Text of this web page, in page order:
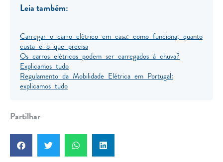
Leia também:
Carregar o carro elétrico em casa: como funciona, quanto
custa e o que precisa
Os carros elétricos podem ser carregados à chuva?
Explicamos tudo
Regulamento da Mobilidade Elétrica em Portugal:
explicamos tudo
Partilhar